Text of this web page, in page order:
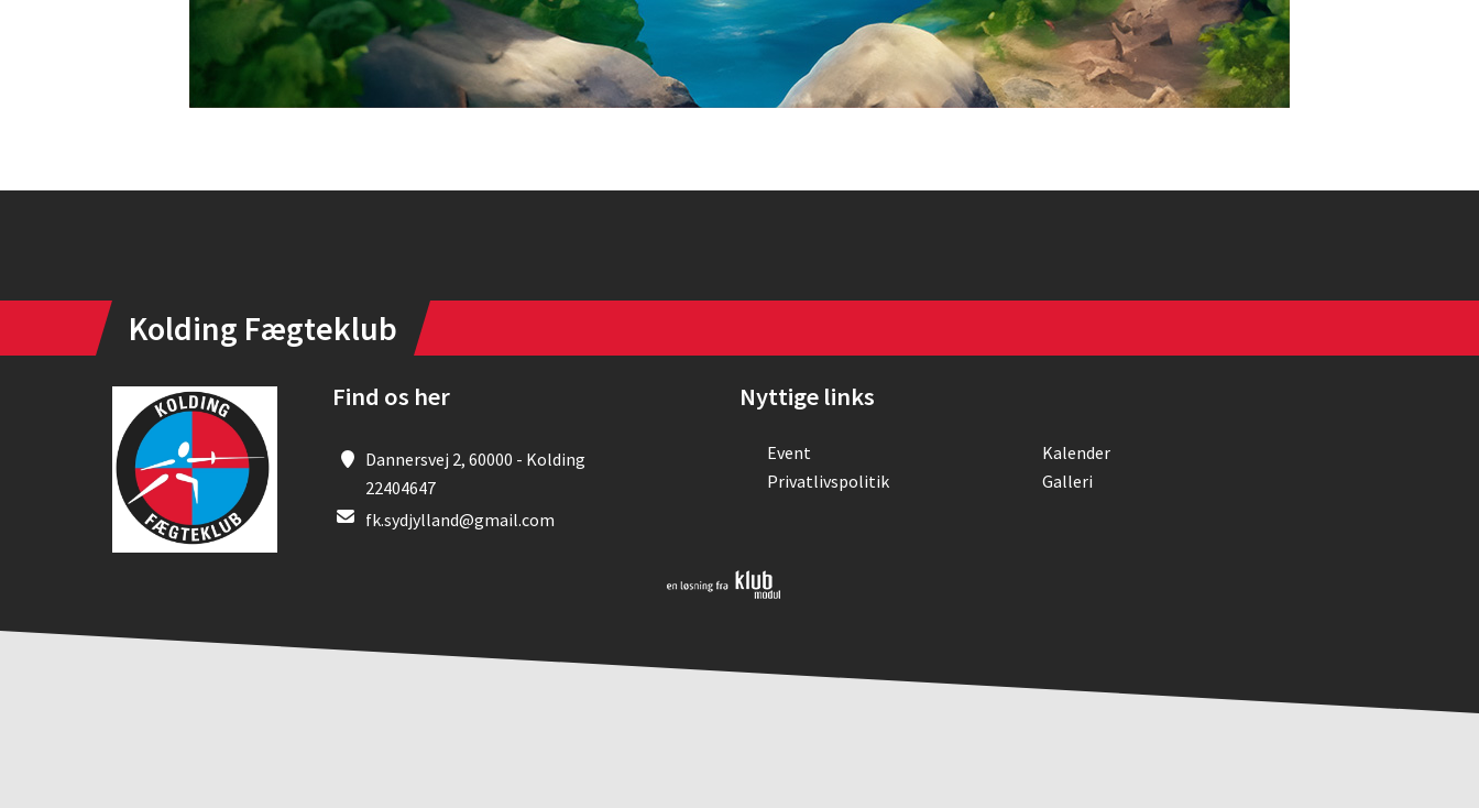
Kolding Fægteklub
Find os her
Dannersvej 2, 60000 - Kolding
22404647
fk.sydjylland@gmail.com
Nyttige links
Event
Kalender
Privatlivspolitik
Galleri